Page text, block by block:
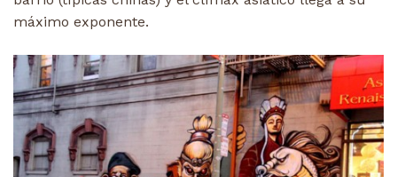
máximo exponente.